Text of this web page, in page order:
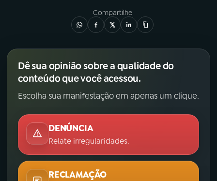
Compartilhe
Dê sua opinião sobre a qualidade do
conteúdo que você acessou.
Escolha sua manifestação em apenas um clique.
DENÚNCIA
Relate irregularidades.
RECLAMAÇÃO